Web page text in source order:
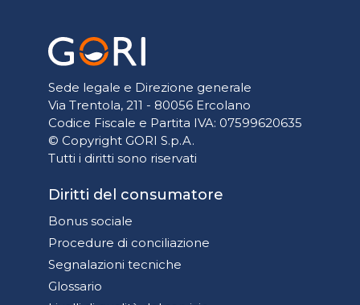
Sede legale e Direzione generale
Via Trentola, 211 - 80056 Ercolano
Codice Fiscale e Partita IVA: 07599620635
© Copyright GORI S.p.A.
Tutti i diritti sono riservati
Diritti del consumatore
Bonus sociale
Procedure di conciliazione
Segnalazioni tecniche
Glossario